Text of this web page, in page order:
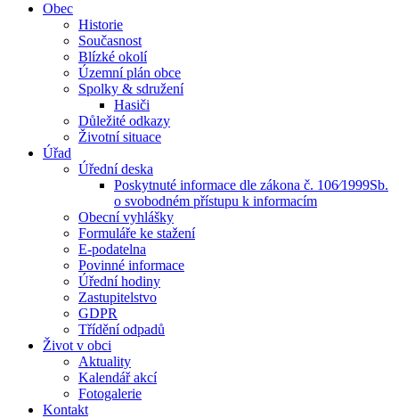
Obec
Historie
Současnost
Blízké okolí
Územní plán obce
Spolky & sdružení
Hasiči
Důležité odkazy
Životní situace
Úřad
Úřední deska
Poskytnuté informace dle zákona č. 106⁄1999Sb.
o svobodném přístupu k informacím
Obecní vyhlášky
Formuláře ke stažení
E-podatelna
Povinné informace
Úřední hodiny
Zastupitelstvo
GDPR
Třídění odpadů
Život v obci
Aktuality
Kalendář akcí
Fotogalerie
Kontakt